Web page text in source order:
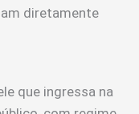
diretamente
que ingressa na